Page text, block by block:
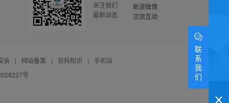
关注我们
最新动态
新浪微博
交流互动
诉 | 网站备案 | 百科知识 |
手机站
号
联
系
我
们